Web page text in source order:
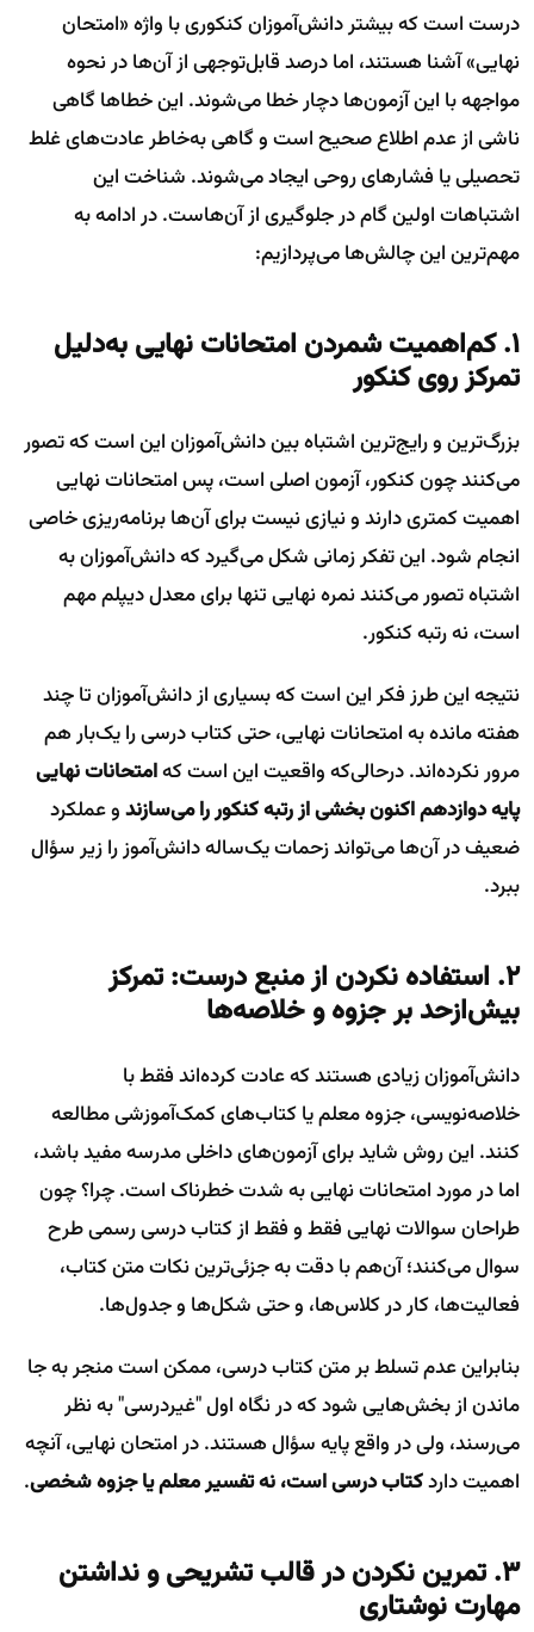
درست است که بیشتر دانش‌آموزان کنکوری با واژه «امتحان
نهایی» آشنا هستند، اما درصد قابل‌توجهی از آن‌ها در نحوه
مواجهه با این آزمون‌ها دچار خطا می‌شوند. این خطاها گاهی
ناشی از عدم اطلاع صحیح است و گاهی به‌خاطر عادت‌های غلط
تحصیلی یا فشارهای روحی ایجاد می‌شوند. شناخت این
اشتباهات اولین گام در جلوگیری از آن‌هاست. در ادامه به
مهم‌ترین این چالش‌ها می‌پردازیم:
۱. کم‌اهمیت شمردن امتحانات نهایی به‌دلیل
تمرکز روی کنکور
بزرگ‌ترین و رایج‌ترین اشتباه بین دانش‌آموزان این است که تصور
می‌کنند چون کنکور، آزمون اصلی است، پس امتحانات نهایی
اهمیت کمتری دارند و نیازی نیست برای آن‌ها برنامه‌ریزی خاصی
انجام شود. این تفکر زمانی شکل می‌گیرد که دانش‌آموزان به
اشتباه تصور می‌کنند نمره نهایی تنها برای معدل دیپلم مهم
است، نه رتبه کنکور.
نتیجه این طرز فکر این است که بسیاری از دانش‌آموزان تا چند
هفته مانده به امتحانات نهایی، حتی کتاب درسی را یک‌بار هم
مرور نکرده‌اند. درحالی‌که واقعیت این است کهامتحانات نهایی
پایه دوازدهم اکنون بخشی از رتبه کنکور را می‌سازندو عملکرد
ضعیف در آن‌ها می‌تواند زحمات یک‌ساله دانش‌آموز را زیر سؤال
ببرد.
۲. استفاده نکردن از منبع درست: تمرکز
بیش‌ازحد بر جزوه و خلاصه‌ها
دانش‌آموزان زیادی هستند که عادت کرده‌اند فقط با
خلاصه‌نویسی، جزوه معلم یا کتاب‌های کمک‌آموزشی مطالعه
کنند. این روش شاید برای آزمون‌های داخلی مدرسه مفید باشد،
اما در مورد امتحانات نهایی به شدت خطرناک است. چرا؟ چون
طراحان سوالات نهایی فقط و فقط از کتاب درسی رسمی طرح
سوال می‌کنند؛ آن‌هم با دقت به جزئی‌ترین نکات متن کتاب،
فعالیت‌ها، کار در کلاس‌ها، و حتی شکل‌ها و جدول‌ها.
بنابراین عدم تسلط بر متن کتاب درسی، ممکن است منجر به جا
ماندن از بخش‌هایی شود که در نگاه اول "غیردرسی" به نظر
می‌رسند، ولی در واقع پایه سؤال هستند. در امتحان نهایی، آنچه
اهمیت داردکتاب درسی است، نه تفسیر معلم یا جزوه شخصی.
۳. تمرین نکردن در قالب تشریحی و نداشتن
مهارت نوشتاری